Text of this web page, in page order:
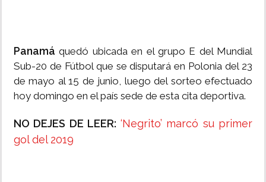
Panamá quedó ubicada en el grupo E del Mundial
Sub-20 de Fútbol que se disputará en Polonia del 23
de mayo al 15 de junio, luego del sorteo efectuado
hoy domingo en el país sede de esta cita deportiva.
NO DEJES DE LEER: ‘Negrito’ marcó su primer
gol del 2019